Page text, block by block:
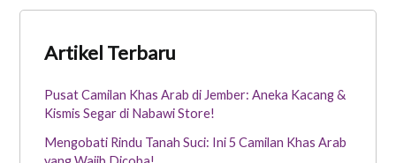
Artikel Terbaru
Pusat Camilan Khas Arab di Jember: Aneka Kacang &
Kismis Segar di Nabawi Store!
Mengobati Rindu Tanah Suci: Ini 5 Camilan Khas Arab